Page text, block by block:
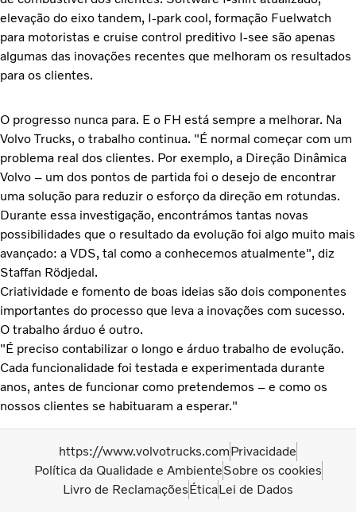
elevação do eixo tandem, I-park cool, formação Fuelwatch
para motoristas e cruise control preditivo I-see são apenas
algumas das inovações recentes que melhoram os resultados
para os clientes.
O progresso nunca para. E o FH está sempre a melhorar. Na
Volvo Trucks, o trabalho continua. "É normal começar com um
problema real dos clientes. Por exemplo, a Direção Dinâmica
Volvo – um dos pontos de partida foi o desejo de encontrar
uma solução para reduzir o esforço da direção em rotundas.
Durante essa investigação, encontrámos tantas novas
possibilidades que o resultado da evolução foi algo muito mais
avançado: a VDS, tal como a conhecemos atualmente", diz
Staffan Rödjedal.
Criatividade e fomento de boas ideias são dois componentes
importantes do processo que leva a inovações com sucesso.
O trabalho árduo é outro.
"É preciso contabilizar o longo e árduo trabalho de evolução.
Cada funcionalidade foi testada e experimentada durante
anos, antes de funcionar como pretendemos – e como os
nossos clientes se habituaram a esperar."
https://www.volvotrucks.comPrivacidade
Política da Qualidade e AmbienteSobre os cookies
Livro de ReclamaçõesÉticaLei de Dados